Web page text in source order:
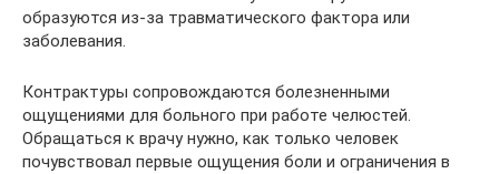
образуются из-за травматического фактора или
заболевания.
Контрактуры сопровождаются болезненными
ощущениями для больного при работе челюстей.
Обращаться к врачу нужно, как только человек
почувствовал первые ощущения боли и ограничения в